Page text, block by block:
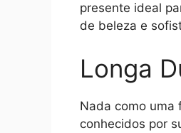
presente ideal
de beleza e
Longa
Nada como uma
conhecidos por